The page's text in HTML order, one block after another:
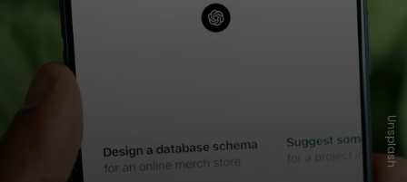
Unsplash